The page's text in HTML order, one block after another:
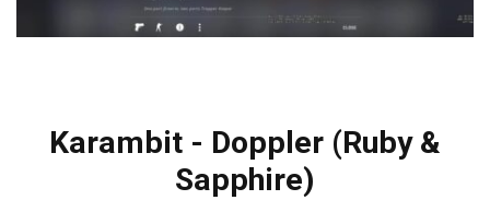
Karambit - Doppler (Ruby &
Sapphire)